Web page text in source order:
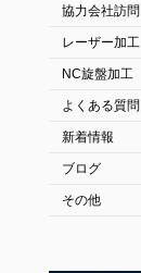
協力会社訪問
レーザー加工
NC旋盤加工
よくある質問
新着情報
ブログ
その他